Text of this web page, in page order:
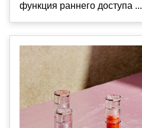
функция раннего доступа ...